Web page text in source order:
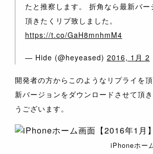
たと推察します。 折角なら最新バー
頂きたくリプ致しました。
https://t.co/GaH8mnhmM4
— Hide (@heyeased) 2016, 1月 2
開発者の方からこのようなリプライを
新バージョンをダウンロードさせて頂
うございます。
iPhoneホー